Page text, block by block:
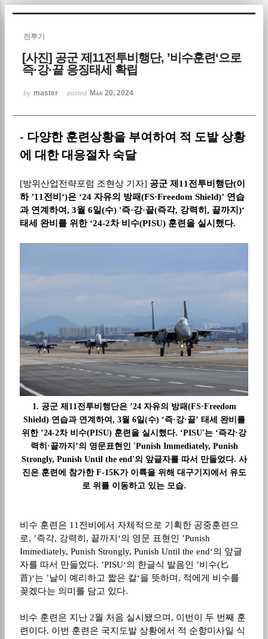
전투기
[사진] 공군 제11전투비행단, ’비수훈련‘으로
즉·강·끝 응징태세 확립
by master posted Mar 20, 2024
- 다양한 훈련상황을 부여하여 적 도발 상황
에 대한 대응절차 숙달
[방위산업전략포럼 조현상 기자] 공군 제 11 전투비행단(이
하 ’11 전비 ‘)은 ‘24 자유의 방패(FS·Freedom Shield)’ 연습
과 연계하여, 3월 6일(수) '즉·강·끝(즉각, 강력히 , 끝까지 )‘
태세 완비를 위한 ‘24-2차 비수(PISU) 훈련을 실시했다.
1. 공군 제11전투비행단은 ’24 자유의 방패(FS·Freedom
Shield) 연습과 연계하여, 3월 6일(수) ‘즉·강·끝’ 태세 완비를
위한 ’24-2차 비수(PISU) 훈련을 실시했다. ‘PISU'는 ‘즉각·강
력히·끝까지’의 영문표현인 'Punish Immediately, Punish
Strongly, Punish Until the end'의 앞글자를 따서 만들었다. 사
진은 훈련에 참가한 F-15K가 이륙을 위해 대구기지에서 유도
로 위를 이동하고 있는 모습.
비수 훈련은 11 전비에서 자체적으로 기획한 공중훈련으
로, ’즉각, 강력히 , 끝까지 ‘의 영문 표현인 ’Punish
Immediately, Punish Strongly, Punish Until the end‘의 앞글
자를 따서 만들었다. ’PISU‘의 한글식 발음인 ’비수(匕
首)‘는 ’날이 예리하고 짧은 칼‘을 뜻하며 , 적에게 비수를
꽂겠다는 의미를 담고 있다.
비수 훈련은 지난 2월 처음 실시됐으며 , 이번이 두 번째 훈
련이다. 이번 훈련은 국지도발 상황에서 적 순항미사일 식
Sketchbook5, 스케치북5
Sketchbook5, 스케치북5